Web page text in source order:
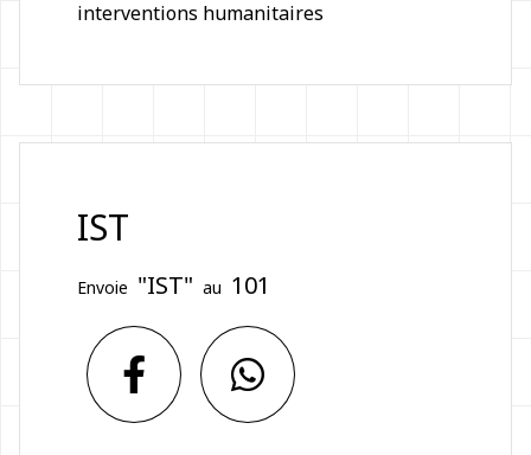
interventions humanitaires
IST
Envoie "IST" au 101